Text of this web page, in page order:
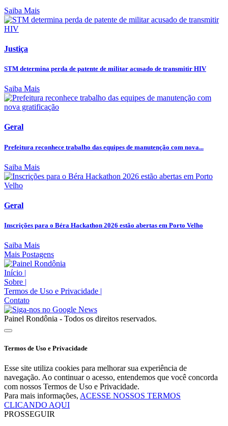
Saiba Mais
Justiça
STM determina perda de patente de militar acusado de transmitir HIV
Saiba Mais
Geral
Prefeitura reconhece trabalho das equipes de manutenção com nova...
Saiba Mais
Geral
Inscrições para o Béra Hackathon 2026 estão abertas em Porto Velho
Saiba Mais
Mais Postagens
Início |
Sobre |
Termos de Uso e Privacidade |
Contato
Painel Rondônia - Todos os direitos reservados.
Termos de Uso e Privacidade
Esse site utiliza cookies para melhorar sua experiência de
navegação. Ao continuar o acesso, entendemos que você concorda
com nossos Termos de Uso e Privacidade.
Para mais informações, ACESSE NOSSOS TERMOS
CLICANDO AQUI
PROSSEGUIR